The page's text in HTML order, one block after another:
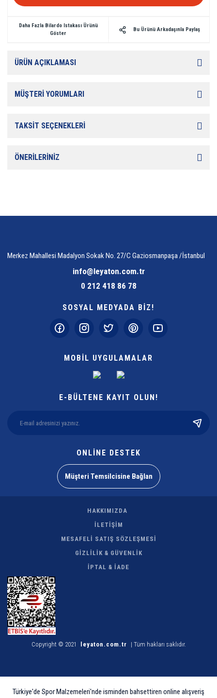
Daha Fazla Bilardo Istakası Ürünü
Göster
Bu Ürünü Arkadaşınla Paylaş
ÜRÜN AÇIKLAMASI
MÜŞTERİ YORUMLARI
TAKSİT SEÇENEKLERİ
ÖNERİLERİNİZ
Merkez Mahallesi Madalyon Sokak No. 27/C Gaziosmanpaşa /İstanbul
info@leyaton.com.tr
0 212 418 86 78
SOSYAL MEDYADA BİZ!
MOBİL UYGULAMALAR
E-BÜLTENE KAYIT OLUN!
ONLİNE DESTEK
Müşteri Temsilcisine Bağlan
HAKKIMIZDA
İLETİŞİM
MESAFELİ SATIŞ SÖZLEŞMESİ
GİZLİLİK & GÜVENLİK
İPTAL & İADE
Copyright © 2021 leyaton.com.tr | Tüm hakları saklıdır.
Türkiye'de Spor Malzemeleri'nde isminden bahsettiren online alışveriş